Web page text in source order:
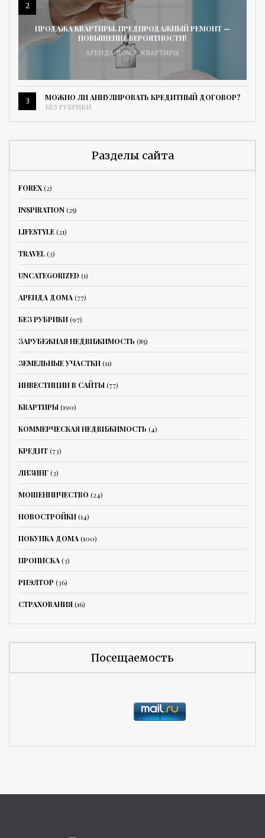
2
ПРОДАЖА КВАРТИРЫ. ПРЕДПРОДАЖНЫЙ РЕМОНТ —
ПОВЫШЕНИЕ ВЕРОЯТНОСТИ!
АРЕНДА ДОМА, КВАРТИРЫ
3 МОЖНО ЛИ АННУЛИРОВАТЬ КРЕДИТНЫЙ ДОГОВОР?
БЕЗ РУБРИКИ
Разделы сайта
FOREX(2)
INSPIRATION(25)
LIFESTYLE(21)
TRAVEL(3)
UNCATEGORIZED (1)
АРЕНДА ДОМА(77)
БЕЗ РУБРИКИ(97)
ЗАРУБЕЖНАЯ НЕДВИЖИМОСТЬ (85)
ЗЕМЕЛЬНЫЕ УЧАСТКИ(11)
ИНВЕСТИЦИИ В САЙТЫ(77)
КВАРТИРЫ(190)
КОММЕРЧЕСКАЯ НЕДВИЖИМОСТЬ (4)
КРЕДИТ(73)
ЛИЗИНГ(3)
МОШЕННИЧЕСТВО (24)
НОВОСТРОЙКИ(14)
ПОКУПКА ДОМА(100)
ПРОПИСКА(3)
РИЭЛТОР (36)
СТРАХОВАНИЯ(16)
Посещаемость